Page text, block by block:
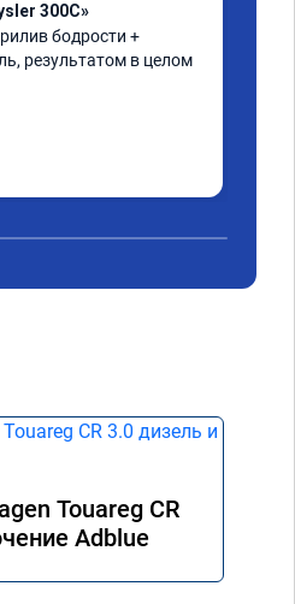
300C»
бодрости +
результатом в целом
Touareg CR
Adblue